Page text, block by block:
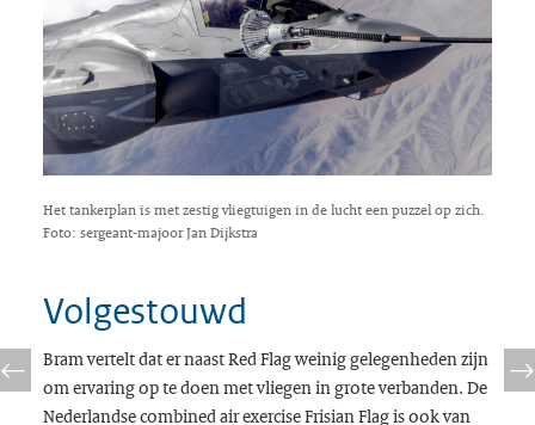
Het tankerplan is met zestig vliegtuigen in de lucht een puzzel op zich.
Foto: sergeant-majoor Jan Dijkstra
Volgestouwd
Bram vertelt dat er naast Red Flag weinig gelegenheden zijn
om ervaring op te doen met vliegen in grote verbanden. De
Nederlandse combined air exercise Frisian Flag is ook van